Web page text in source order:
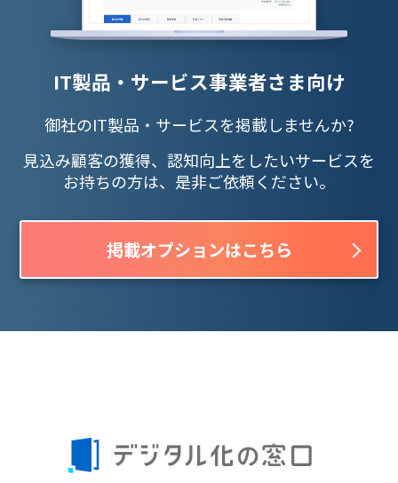
IT製品・サービス事業者さま向け
御社のIT製品・サービスを掲載しませんか?
見込み顧客の獲得、認知向上をしたいサービスを
お持ちの方は、是非ご依頼ください。
掲載オプションはこちら